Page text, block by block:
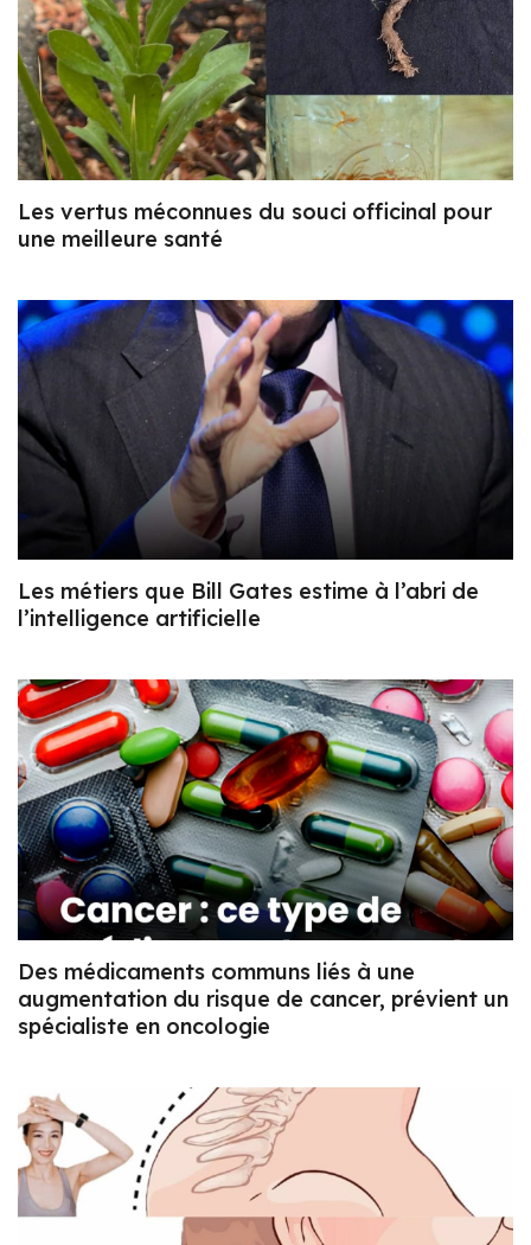
Les vertus méconnues du souci officinal pour
une meilleure santé
Les métiers que Bill Gates estime à l’abri de
l’intelligence artificielle
Des médicaments communs liés à une
augmentation du risque de cancer, prévient un
spécialiste en oncologie